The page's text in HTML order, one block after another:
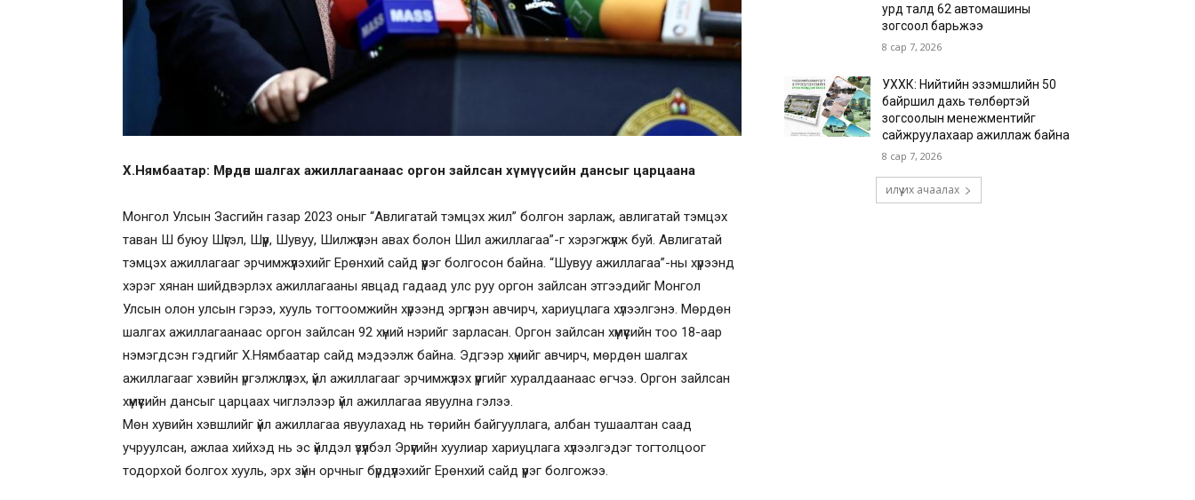
Х.Нямбаатар: Мөрдөн шалгах ажиллагаанаас оргон зайлсан хүмүүсийн дансыг царцаана
Монгол Улсын Засгийн газар 2023 оныг “Авлигатай тэмцэх жил” болгон зарлаж, авлигатай тэмцэх
таван Ш буюу Шүгэл, Шүүр, Шувуу, Шилжүүлэн авах болон Шил ажиллагаа”-г хэрэгжүүлж буй. Авлигатай
тэмцэх ажиллагааг эрчимжүүлэхийг Ерөнхий сайд үүрэг болгосон байна. “Шувуу ажиллагаа”-ны хүрээнд
хэрэг хянан шийдвэрлэх ажиллагааны явцад гадаад улс руу оргон зайлсан этгээдийг Монгол
Улсын олон улсын гэрээ, хууль тогтоомжийн хүрээнд эргүүлэн авчирч, хариуцлага хүлээлгэнэ. Мөрдөн
шалгах ажиллагаанаас оргон зайлсан 92 хүний нэрийг зарласан. Оргон зайлсан хүмүүсийн тоо 18-аар
нэмэгдсэн гэдгийг Х.Нямбаатар сайд мэдээлж байна. Эдгээр хүнийг авчирч, мөрдөн шалгах
ажиллагааг хэвийн үргэлжлүүлэх, үйл ажиллагааг эрчимжүүлэх үүргийг хуралдаанаас өгчээ. Оргон зайлсан
хүмүүсийн дансыг царцаах чиглэлээр үйл ажиллагаа явуулна гэлээ.
Мөн хувийн хэвшлийг үйл ажиллагаа явуулахад нь төрийн байгууллага, албан тушаалтан саад
учруулсан, ажлаа хийхэд нь эс үйлдэл үзүүлбэл Эрүүгийн хуулиар хариуцлага хүлээлгэдэг тогтолцоог
тодорхой болгох хууль, эрх зүйн орчныг бүрдүүлэхийг Ерөнхий сайд үүрэг болгожээ.
урд талд 62 автомашины
зогсоол барьжээ
8 сар 7, 2026
УХХК: Нийтийн эзэмшлийн 50
байршил дахь төлбөртэй
зогсоолын менежментийг
сайжруулахаар ажиллаж байна
8 сар 7, 2026
илүү их ачаалах